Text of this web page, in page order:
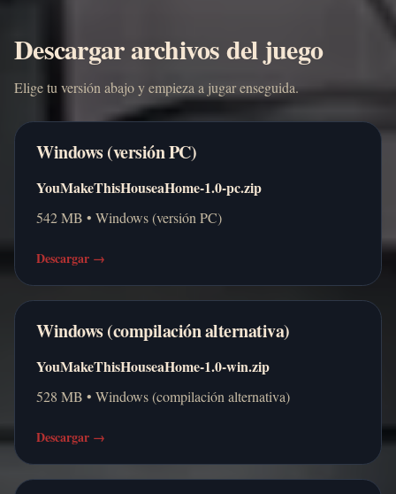
Descargar archivos del juego
Elige tu versión abajo y empieza a jugar enseguida.
Windows (versión PC)
YouMakeThisHouseaHome-1.0-pc.zip
542 MB • Windows (versión PC)
Descargar →
Windows (compilación alternativa)
YouMakeThisHouseaHome-1.0-win.zip
528 MB • Windows (compilación alternativa)
Descargar →